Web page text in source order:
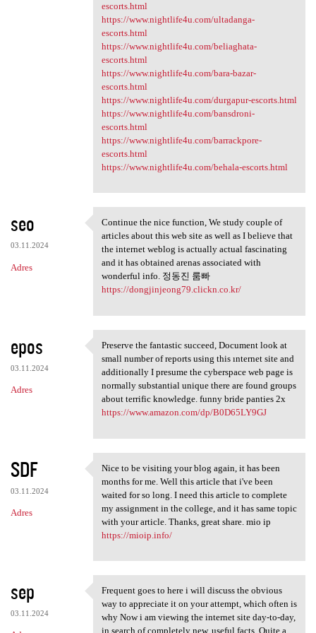
escorts.html
https://www.nightlife4u.com/ultadanga-
escorts.html
https://www.nightlife4u.com/beliaghata-
escorts.html
https://www.nightlife4u.com/bara-bazar-
escorts.html
https://www.nightlife4u.com/durgapur-escorts.html
https://www.nightlife4u.com/bansdroni-
escorts.html
https://www.nightlife4u.com/barrackpore-
escorts.html
https://www.nightlife4u.com/behala-escorts.html
seo
03.11.2024
Adres
Continue the nice function,
Continue the nice function, We study couple of
articles about this web site as well as I believe that
the internet weblog is actually actual fascinating
and it has obtained arenas associated with
wonderful info. 정동진 룸빠
https://dongjinjeong79.clickn.co.kr/
epos
03.11.2024
Adres
Preserve the fantastic
Preserve the fantastic succeed, Document look at
small number of reports using this ınternet site and
additionally I presume the cyberspace web page is
normally substantial unique there are found groups
about terrific knowledge. funny bride panties 2x
https://www.amazon.com/dp/B0D65LY9GJ
SDF
03.11.2024
Adres
Nice to be visiting your blog
Nice to be visiting your blog again, it has been
months for me. Well this article that i've been
waited for so long. I need this article to complete
my assignment in the college, and it has same topic
with your article. Thanks, great share. mio ip
https://mioip.info/
sep
03.11.2024
Frequent goes to here i will
Frequent goes to here i will discuss the obvious
way to appreciate it on your attempt, which often is
why Now i am viewing the internet site day-to-day,
in search of completely new, useful facts. Quite a